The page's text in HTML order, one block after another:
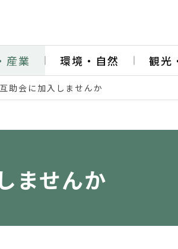
産業 環境・自然 観光
助会に加入しませんか
ませんか